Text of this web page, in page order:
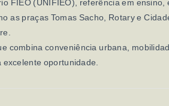
FIEO (UNIFIEO), referência em ensino,
as praças Tomas Sacho, Rotary e
combina conveniência urbana,
oportunidade.